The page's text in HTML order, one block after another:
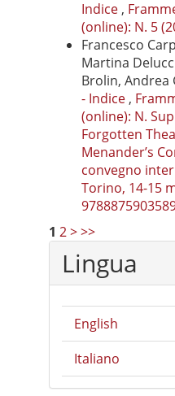
Indice,
(online): N. 5
Francesco
Martina
Brolin, Andrea
- Indice,
(online): N.
Forgotten
Menander’s
convegno
Torino, 14-15
1 2>>>
Lingua
English
Italiano